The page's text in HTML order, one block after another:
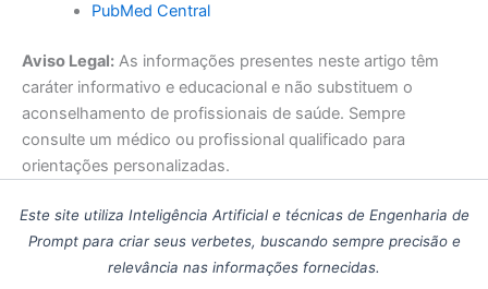
PubMed Central
Aviso Legal: As informações presentes neste artigo têm
caráter informativo e educacional e não substituem o
aconselhamento de profissionais de saúde. Sempre
consulte um médico ou profissional qualificado para
orientações personalizadas.
Este site utiliza Inteligência Artificial e técnicas de Engenharia de
Prompt para criar seus verbetes, buscando sempre precisão e
relevância nas informações fornecidas.